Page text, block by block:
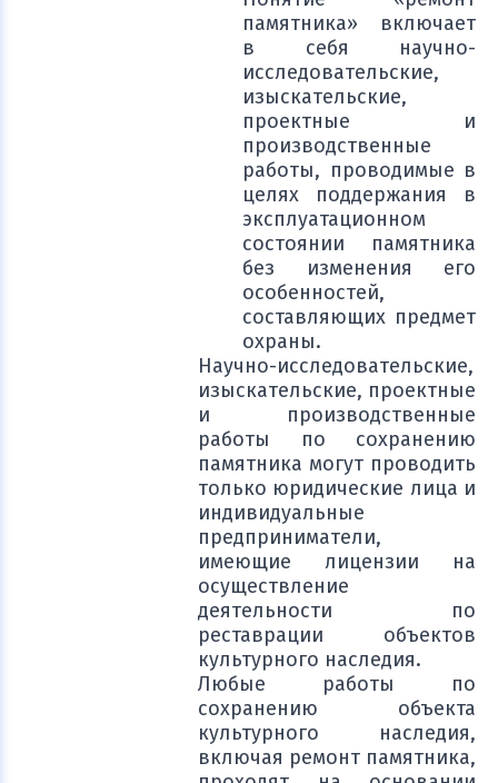
памятника» включает
в себя научно-
исследовательские,
изыскательские,
проектные и
производственные
работы, проводимые в
целях поддержания в
эксплуатационном
состоянии памятника
без изменения его
особенностей,
составляющих предмет
охраны.
Научно-исследовательские,
изыскательские, проектные
и производственные
работы по сохранению
памятника могут проводить
только юридические лица и
индивидуальные
предприниматели,
имеющие лицензии на
осуществление
деятельности по
реставрации объектов
культурного наследия.
Любые работы по
сохранению объекта
культурного наследия,
включая ремонт памятника,